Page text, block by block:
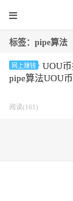
标签：pipe算法
网上赚钱
UOU币
pipe算法UOU币
阅读(161)